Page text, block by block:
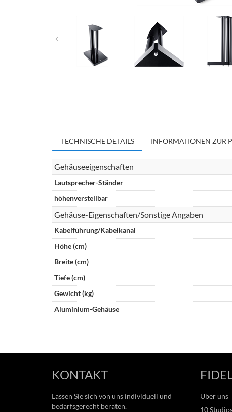
TECHNISCHE DETAILS INFORMATIONEN ZUR
Gehäuseeigenschaften
Lautsprecher-Ständer
höhenverstellbar
Gehäuse-Eigenschaften/Sonstige Angaben
Kabelführung/Kabelkanal
Höhe (cm)
Breite (cm)
Tiefe (cm)
Gewicht (kg)
Aluminium-Gehäuse
KONTAKT
Lassen Sie sich von uns individuell und
bedarfsgerecht beraten.
Über uns
10